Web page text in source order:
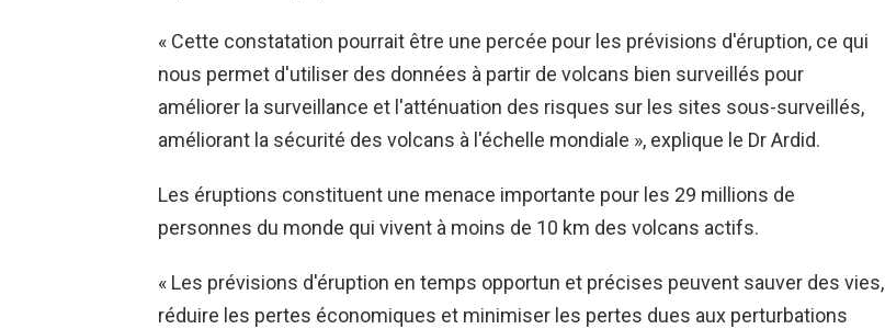
« Cette constatation pourrait être une percée pour les prévisions d'éruption, ce qui
nous permet d'utiliser des données à partir de volcans bien surveillés pour
améliorer la surveillance et l'atténuation des risques sur les sites sous-surveillés,
améliorant la sécurité des volcans à l'échelle mondiale », explique le Dr Ardid.
Les éruptions constituent une menace importante pour les 29 millions de
personnes du monde qui vivent à moins de 10 km des volcans actifs.
« Les prévisions d'éruption en temps opportun et précises peuvent sauver des vies,
réduire les pertes économiques et minimiser les pertes dues aux perturbations